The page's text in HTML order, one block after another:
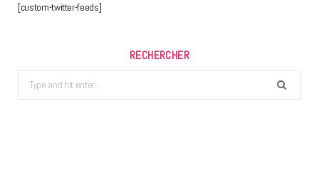
[custom-twitter-feeds]
RECHERCHER
Search
for: